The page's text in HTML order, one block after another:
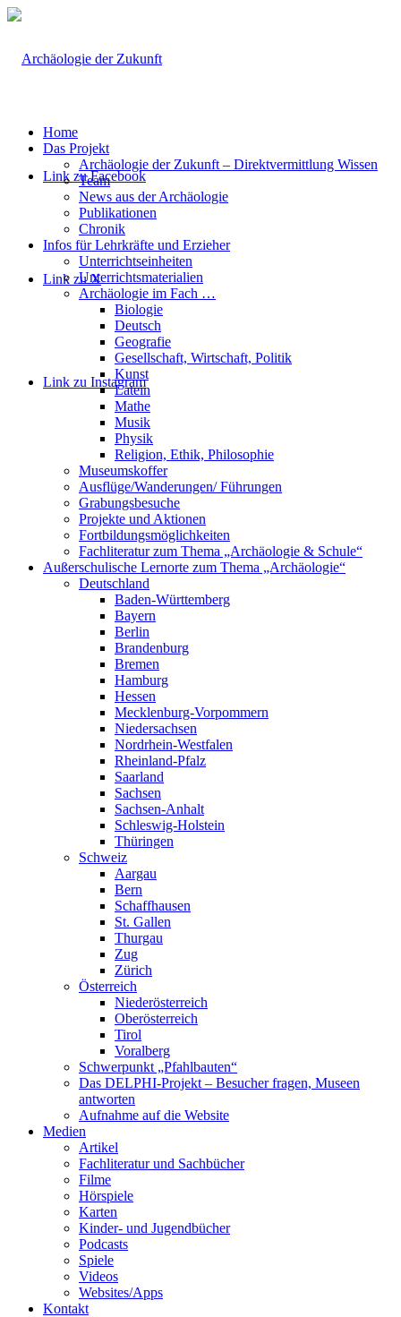
Link zu Facebook
Link zu X
Link zu Instagram
Home
Das Projekt
Archäologie der Zukunft – Direktvermittlung Wissen
Team
News aus der Archäologie
Publikationen
Chronik
Infos für Lehrkräfte und Erzieher
Unterrichtseinheiten
Unterrichtsmaterialien
Archäologie im Fach …
Biologie
Deutsch
Geografie
Gesellschaft, Wirtschaft, Politik
Kunst
Latein
Mathe
Musik
Physik
Religion, Ethik, Philosophie
Museumskoffer
Ausflüge/Wanderungen/ Führungen
Grabungsbesuche
Projekte und Aktionen
Fortbildungsmöglichkeiten
Fachliteratur zum Thema „Archäologie & Schule“
Außerschulische Lernorte zum Thema „Archäologie“
Deutschland
Baden-Württemberg
Bayern
Berlin
Brandenburg
Bremen
Hamburg
Hessen
Mecklenburg-Vorpommern
Niedersachsen
Nordrhein-Westfalen
Rheinland-Pfalz
Saarland
Sachsen
Sachsen-Anhalt
Schleswig-Holstein
Thüringen
Schweiz
Aargau
Bern
Schaffhausen
St. Gallen
Thurgau
Zug
Zürich
Österreich
Niederösterreich
Oberösterreich
Tirol
Voralberg
Schwerpunkt „Pfahlbauten“
Das DELPHI-Projekt – Besucher fragen, Museen
antworten
Aufnahme auf die Website
Medien
Artikel
Fachliteratur und Sachbücher
Filme
Hörspiele
Karten
Kinder- und Jugendbücher
Podcasts
Spiele
Videos
Websites/Apps
Kontakt